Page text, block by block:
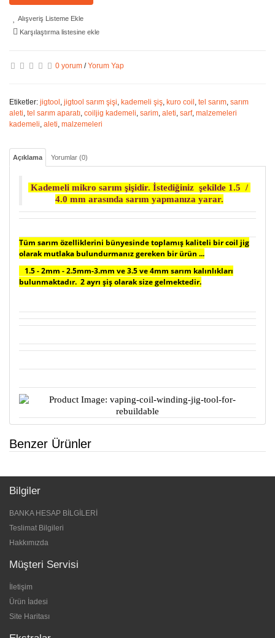
Alışveriş Listeme Ekle
Karşılaştırma listesine ekle
0 yorum /Yorum Yap
Etiketler: jigtool , jigtool sarım şişi, kademeli şiş, kuro coil , tel sarım, sarım
aleti, tel sarım aparatı, coiljig kademeli, sarim, aleti, sarf, malzemeleri
kademeli, aleti, malzemeleri
Açıklama Yorumlar (0)
Kademeli mikro sarım şişidir. İstediğiniz şekilde 1.5 /
4.0 mm arasında sarım yapmanıza yarar.
Tüm sarım özelliklerini bünyesinde toplamış kaliteli bir coil jig
olarak mutlaka bulundurmanız gereken bir ürün ...
1.5 - 2mm - 2.5mm-3.mm ve 3.5 ve 4mm sarım kalınlıkları
bulunmaktadır. 2 ayrı şiş olarak size gelmektedir.
Benzer Ürünler
Bilgiler
BANKA HESAP BİLGİLERİ
Teslimat Bilgileri
Hakkımızda
Müşteri Servisi
İletişim
Ürün İadesi
Site Haritası